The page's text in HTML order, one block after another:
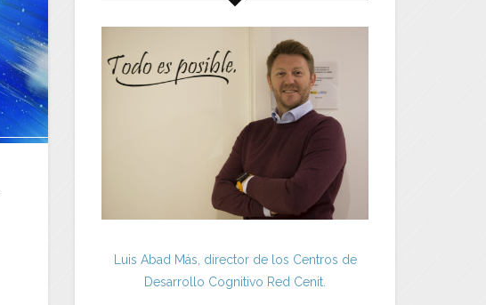
Luis Abad Más, director de los Centros de
Desarrollo Cognitivo Red Cenit.